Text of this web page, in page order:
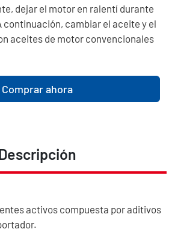
dejar el motor en ralentí durante
continuación, cambiar el aceite y el
aceites de motor convencionales
Comprar ahora
activos compuesta por aditivos